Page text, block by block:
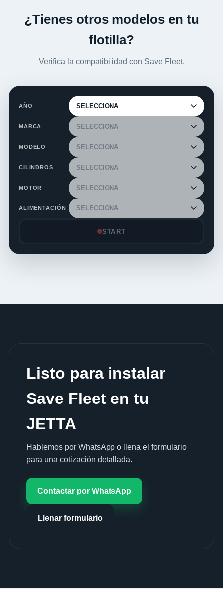
¿Tienes otros modelos en tu
flotilla?
Verifica la compatibilidad con Save Fleet.
AÑO
MARCA
MODELO
CILINDROS
MOTOR
ALIMENTACIÓN
START
Listo para instalar
Save Fleet en tu
JETTA
Hablemos por WhatsApp o llena el formulario
para una cotización detallada.
Contactar por WhatsApp
Llenar formulario